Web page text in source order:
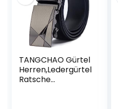
TANGCHAO Gürtel
Herren,Ledergürtel
Ratsche